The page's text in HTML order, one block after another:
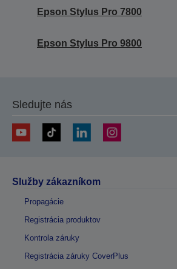
Epson Stylus Pro 7800
Epson Stylus Pro 9800
Sledujte nás
Služby zákazníkom
Propagácie
Registrácia produktov
Kontrola záruky
Registrácia záruky CoverPlus